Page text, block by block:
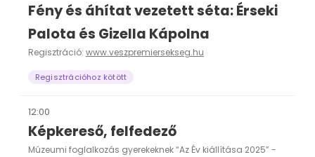
Fény és áhítat vezetett séta: Érseki
Palota és Gizella Kápolna
Regisztráció: www.veszpremiersekseg.hu
Regisztrációhoz kötött
12:00
Képkereső, felfedező
Múzeumi foglalkozás gyerekeknek “Az Év kiállítása 2025” -